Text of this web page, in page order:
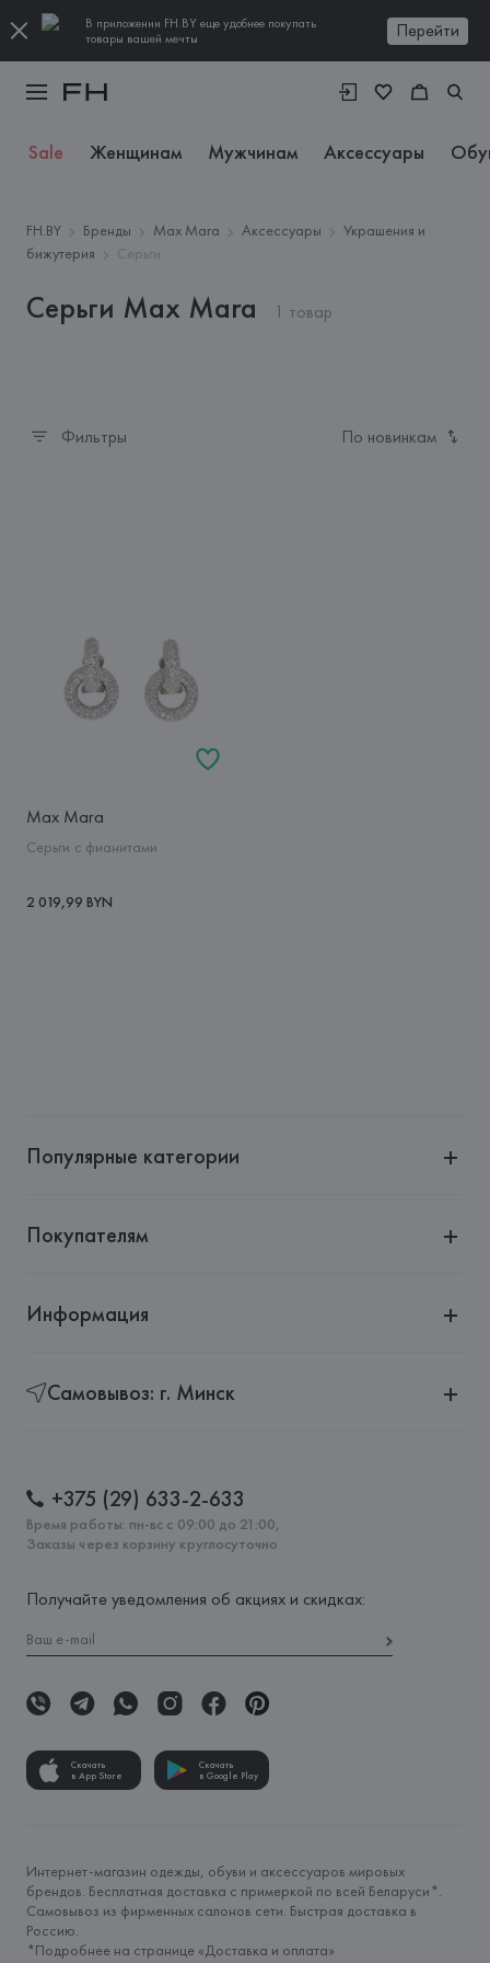
В приложении FH.BY еще удобнее покупать
товары вашей мечты
Перейти
Sale Женщинам Мужчинам Аксессуары
FH.BY Бренды Max Mara Аксессуары
Украшения и
бижутерия
Серьги
Серьги Max Mara 1 товар
Фильтры По новинкам
Max Mara
Серьги с фианитами
2 019,99 BYN
Популярные категории
Покупателям
Информация
Самовывоз: г. Минск
+375 (29) 633-2-633
Время работы: пн-вс с 09:00 до 21:00,
Заказы через корзину круглосуточно
Получайте уведомления об акциях и скидках:
Скачать
в App Store
Скачать
в Google Play
Интернет-магазин одежды, обуви и аксессуаров мировых
брендов. Бесплатная доставка с примеркой по всей Беларуси*.
Самовывоз из фирменных салонов сети. Быстрая доставка в
Россию.
*Подробнее на странице «Доставка и оплата»